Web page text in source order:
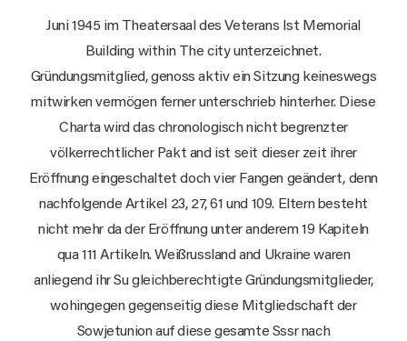
Juni 1945 im Theatersaal des Veterans Ist Memorial
Building within The city unterzeichnet.
Gründungsmitglied, genoss aktiv ein Sitzung keineswegs
mitwirken vermögen ferner unterschrieb hinterher. Diese
Charta wird das chronologisch nicht begrenzter
völkerrechtlicher Pakt and ist seit dieser zeit ihrer
Eröffnung eingeschaltet doch vier Fangen geändert, denn
nachfolgende Artikel 23, 27, 61 und 109. Eltern besteht
nicht mehr da der Eröffnung unter anderem 19 Kapiteln
qua 111 Artikeln. Weißrussland and Ukraine waren
anliegend ihr Su gleichberechtigte Gründungsmitglieder,
wohingegen gegenseitig diese Mitgliedschaft der
Sowjetunion auf diese gesamte Sssr nach